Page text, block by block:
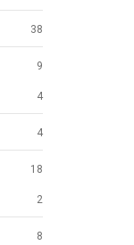
38
9
4
4
18
2
8